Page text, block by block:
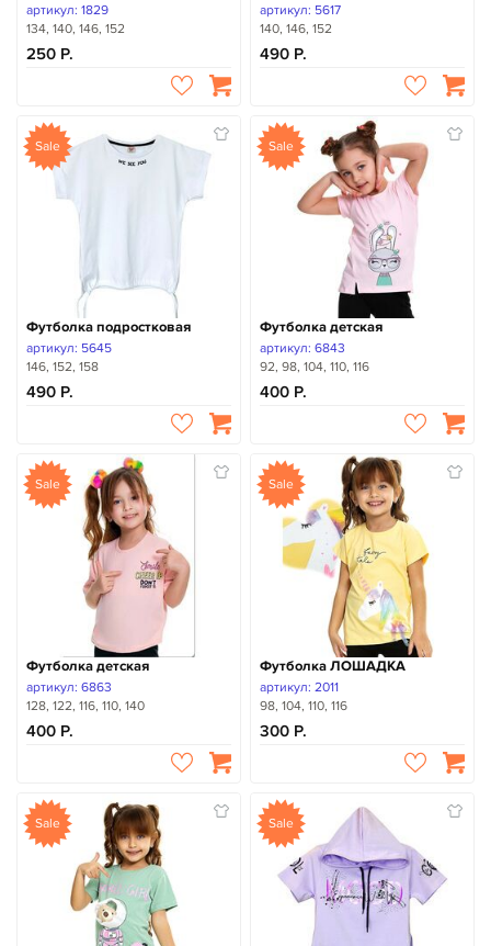
артикул: 1829
134, 140, 146, 152
250
артикул: 5617
140, 146, 152
490
Sale
Футболка подростковая
артикул: 5645
146, 152, 158
490
Sale
Футболка детская
артикул: 6843
92, 98, 104, 110, 116
400
Sale
Футболка детская
артикул: 6863
128, 122, 116, 110, 140
400
Sale
Футболка ЛОШАДКА
артикул: 2011
98, 104, 110, 116
300
Sale Sale